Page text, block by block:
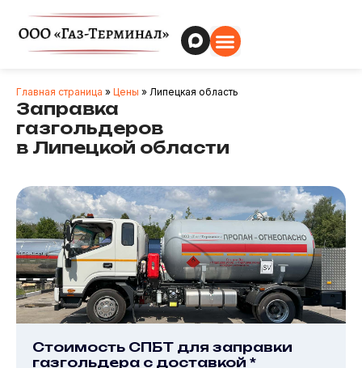
Главная страница » Цены » Липецкая область
Заправка
газгольдеров
в Липецкой области
Стоимость СПБТ для заправки
газгольдера с доставкой *